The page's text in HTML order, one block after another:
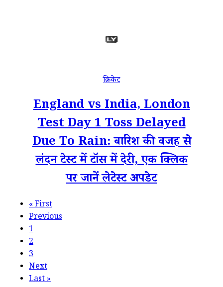
क्रिकेट
England vs India, London
Test Day 1 Toss Delayed
Due To Rain: बारिश की वजह से
लंदन टेस्ट में टॉस में देरी, एक क्लिक
पर जानें लेटेस्ट अपडेट
«First
Previous
1
2
3
Next
Last»